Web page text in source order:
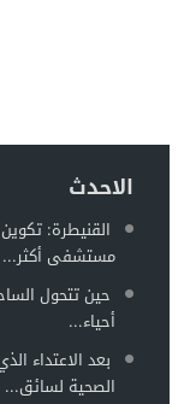
الاحدث
القنيطرة:
مستشفى أكثر...
حين تتحول
أحياء...
بعد الاعتداء
الصحية لسائق...